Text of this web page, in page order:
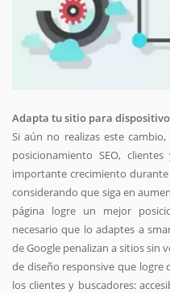
Adapta tu sitio para
Si aún no realizas este
posicionamiento SEO,
importante crecimiento durante
considerando que siga en
página logre un mejor
necesario que lo adaptes a
de Google penalizan a sitios sin
de diseño responsive que
los clientes y buscadores: